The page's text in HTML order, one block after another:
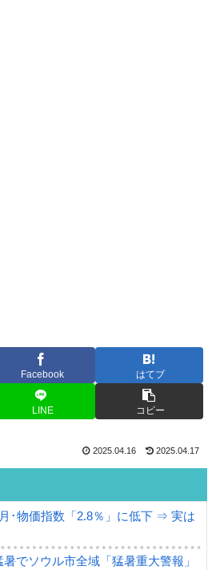
Facebook はてブ
LINE コピー
2025.04.16 2025.04.17
･物価指数「2.8％」に低下 ⇒ 実は
暑でソウル市全域「猛暑重大警報」